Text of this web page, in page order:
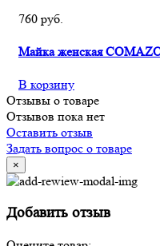
760 руб.
Майка женская
В корзину
Отзывы о товаре
Отзывов пока нет
Оставить отзыв
Задать вопрос о товаре
×
Добавить отзыв